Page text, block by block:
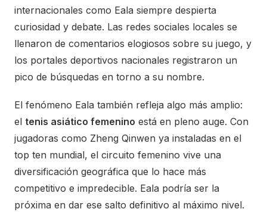
internacionales como Eala siempre despierta
curiosidad y debate. Las redes sociales locales se
llenaron de comentarios elogiosos sobre su juego, y
los portales deportivos nacionales registraron un
pico de búsquedas en torno a su nombre.
El fenómeno Eala también refleja algo más amplio:
el tenis asiático femenino está en pleno auge. Con
jugadoras como Zheng Qinwen ya instaladas en el
top ten mundial, el circuito femenino vive una
diversificación geográfica que lo hace más
competitivo e impredecible. Eala podría ser la
próxima en dar ese salto definitivo al máximo nivel.